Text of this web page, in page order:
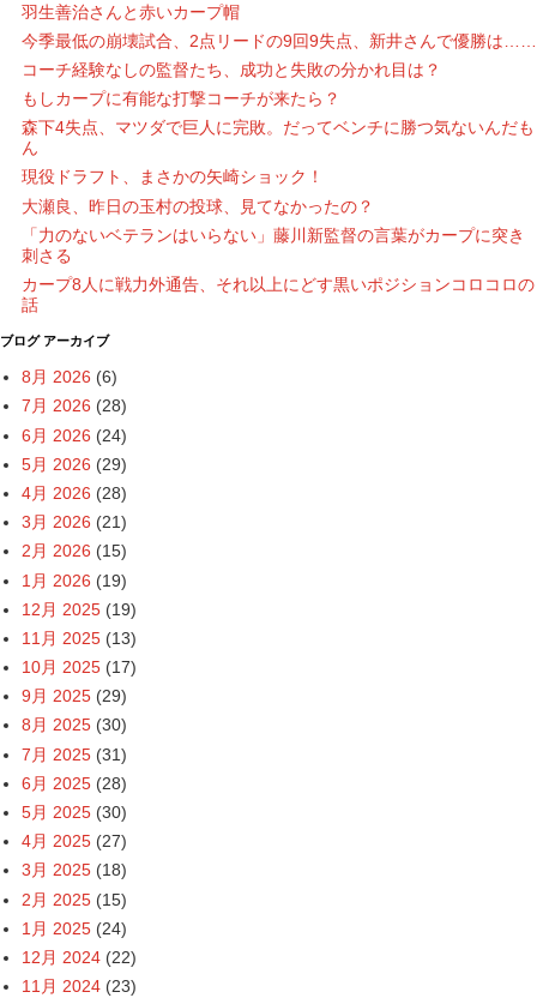
羽生善治さんと赤いカープ帽
今季最低の崩壊試合、2点リードの9回9失点、新井さんで優勝は……
コーチ経験なしの監督たち、成功と失敗の分かれ目は？
もしカープに有能な打撃コーチが来たら？
森下4失点、マツダで巨人に完敗。だってベンチに勝つ気ないんだも
ん
現役ドラフト、まさかの矢崎ショック！
大瀬良、昨日の玉村の投球、見てなかったの？
「力のないベテランはいらない」藤川新監督の言葉がカープに突き
刺さる
カープ8人に戦力外通告、それ以上にどす黒いポジションコロコロの
話
ブログ アーカイブ
8月 2026 (6)
7月 2026 (28)
6月 2026 (24)
5月 2026 (29)
4月 2026 (28)
3月 2026 (21)
2月 2026 (15)
1月 2026 (19)
12月 2025 (19)
11月 2025 (13)
10月 2025 (17)
9月 2025 (29)
8月 2025 (30)
7月 2025 (31)
6月 2025 (28)
5月 2025 (30)
4月 2025 (27)
3月 2025 (18)
2月 2025 (15)
1月 2025 (24)
12月 2024 (22)
11月 2024 (23)